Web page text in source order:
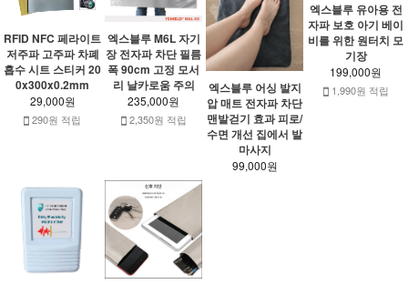
RFID NFC 페라이트
저주파 고주파 차폐
흡수 시트 스티커 20
0x300x0.2mm
29,000원
290원 적립
엑스블루 M6L 자기
장 전자파 차단 필름
폭 90cm 고정 모서
리 날카로움 주의
235,000원
2,350원 적립
엑스블루 어싱 발지
압 매트 전자파 차단
맨발걷기 효과 피로/
수면 개선 집에서 발
마사지
99,000원
엑스블루 유아용 전
자파 보호 아기 베이
비를 위한 원터치 모
기장
199,000원
1,990원 적립